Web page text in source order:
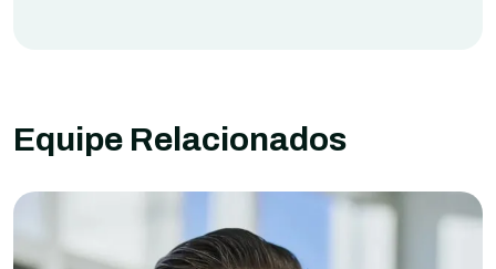
Equipe Relacionados